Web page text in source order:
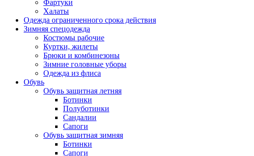
Фартуки
Халаты
Одежда ограниченного срока действия
Зимняя спецодежда
Костюмы рабочие
Куртки, жилеты
Брюки и комбинезоны
Зимние головные уборы
Одежда из флиса
Обувь
Обувь защитная летняя
Ботинки
Полуботинки
Сандалии
Сапоги
Обувь защитная зимняя
Ботинки
Сапоги